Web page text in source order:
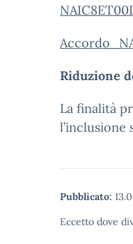
Riduzione
La finalità
l’inclusione
Pubblicato:
Eccetto dove